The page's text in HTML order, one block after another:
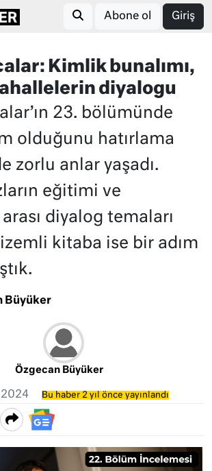
Abone ol Giriş
Kimlik bunalımı,
diyalogu
23. bölümünde
olduğunu hatırlama
zorlu anlar yaşadı.
eğitimi ve
diyalog temaları
kitaba ise bir adım
Büyüker
Özgecan Büyüker
Bu haber 2 yıl önce yayınlandı